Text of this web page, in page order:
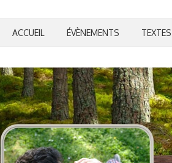
ACCUEIL ÉVÈNEMENTS TEXTES